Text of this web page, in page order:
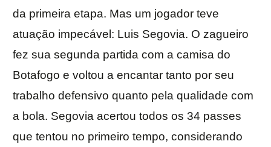
da primeira etapa. Mas um jogador teve
atuação impecável: Luis Segovia. O zagueiro
fez sua segunda partida com a camisa do
Botafogo e voltou a encantar tanto por seu
trabalho defensivo quanto pela qualidade com
a bola. Segovia acertou todos os 34 passes
que tentou no primeiro tempo, considerando